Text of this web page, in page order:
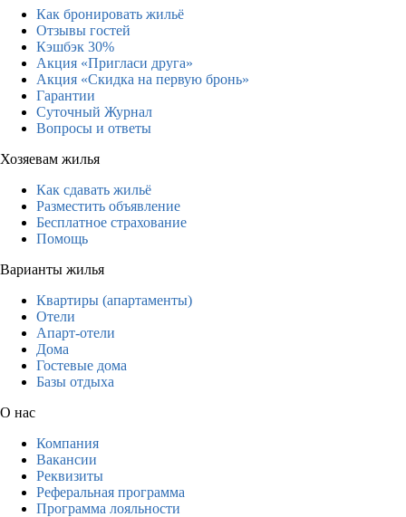
Как бронировать жильё
Отзывы гостей
Кэшбэк 30%
Акция «Пригласи друга»
Акция «Скидка на первую бронь»
Гарантии
Суточный Журнал
Вопросы и ответы
Хозяевам жилья
Как сдавать жильё
Разместить объявление
Бесплатное страхование
Помощь
Варианты жилья
Квартиры (апартаменты)
Отели
Апарт-отели
Дома
Гостевые дома
Базы отдыха
О нас
Компания
Вакансии
Реквизиты
Реферальная программа
Программа лояльности